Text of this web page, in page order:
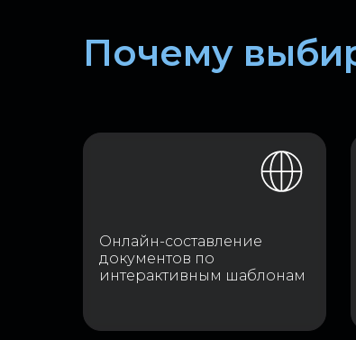
Почему
Онлайн-составление
документов по
интерактивным шаблонам